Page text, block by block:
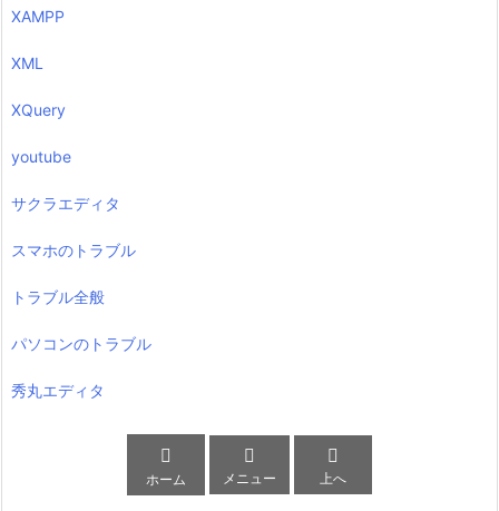
XAMPP
XML
XQuery
youtube
サクラエディタ
スマホのトラブル
トラブル全般
パソコンのトラブル
秀丸エディタ

ホーム

メニュー

上へ